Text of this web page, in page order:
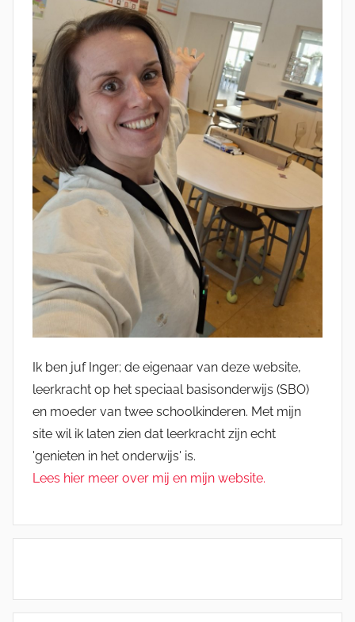
Ik ben juf Inger; de eigenaar van deze website,
leerkracht op het speciaal basisonderwijs (SBO)
en moeder van twee schoolkinderen. Met mijn
site wil ik laten zien dat leerkracht zijn echt
'genieten in het onderwijs' is.
Lees hier meer over mij en mijn website.